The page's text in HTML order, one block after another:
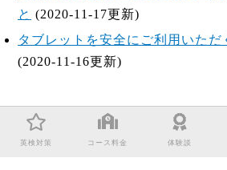
と (2020-11-17更新)
タブレットを安全にご利用いただ
(2020-11-16更新)
英検対策 コース料金 体験談